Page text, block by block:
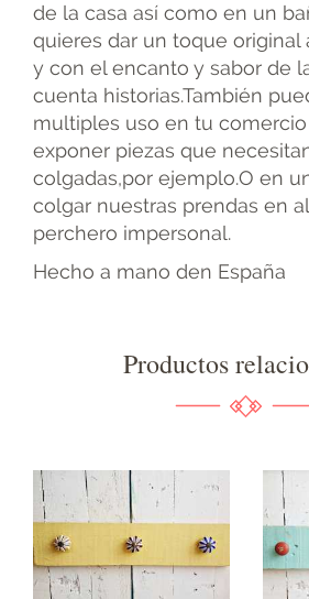
de la casa así como en un
quieres dar un toque original
y con el encanto y sabor de
cuenta historias.También
multiples uso en tu
exponer piezas que
colgadas,por ejemplo.O en
colgar nuestras prendas en
perchero impersonal.
Hecho a mano den España
Productos